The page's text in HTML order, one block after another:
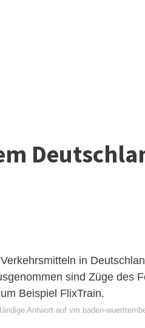
in
sind Züge des
Beispiel FlixTrain.
Antwort auf vm.baden-